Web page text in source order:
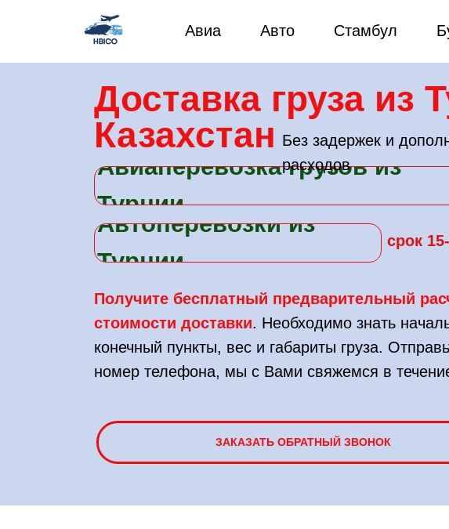
Авиа Авто Стамбул
Доставка груза из
Казахстан
Авиаперевозка грузов из
Турции
Автоперевозки из
Турции
Получите бесплатный предварительный
стоимости доставки. Необходимо знать
конечный пункты, вес и габариты груза.
номер телефона, мы с Вами свяжемся в
срок
Без задержек и
расходов
ЗАКАЗАТЬ ОБРАТНЫЙ ЗВОНОК